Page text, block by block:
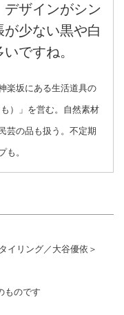
デザインがシン
少ない黒や白
ですね。
楽坂にある生活道具の
）」を営む。自然素材
芸の品も扱う。不定期
も。
リング／大谷優依＞
ものです